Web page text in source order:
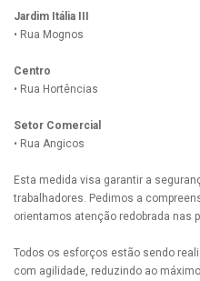
Jardim Itália III
• Rua Mognos
Centro
• Rua Hortências
Setor Comercial
• Rua Angicos
Esta medida visa garantir a
trabalhadores. Pedimos a
orientamos atenção redobrada nas
Todos os esforços estão sendo
com agilidade, reduzindo ao